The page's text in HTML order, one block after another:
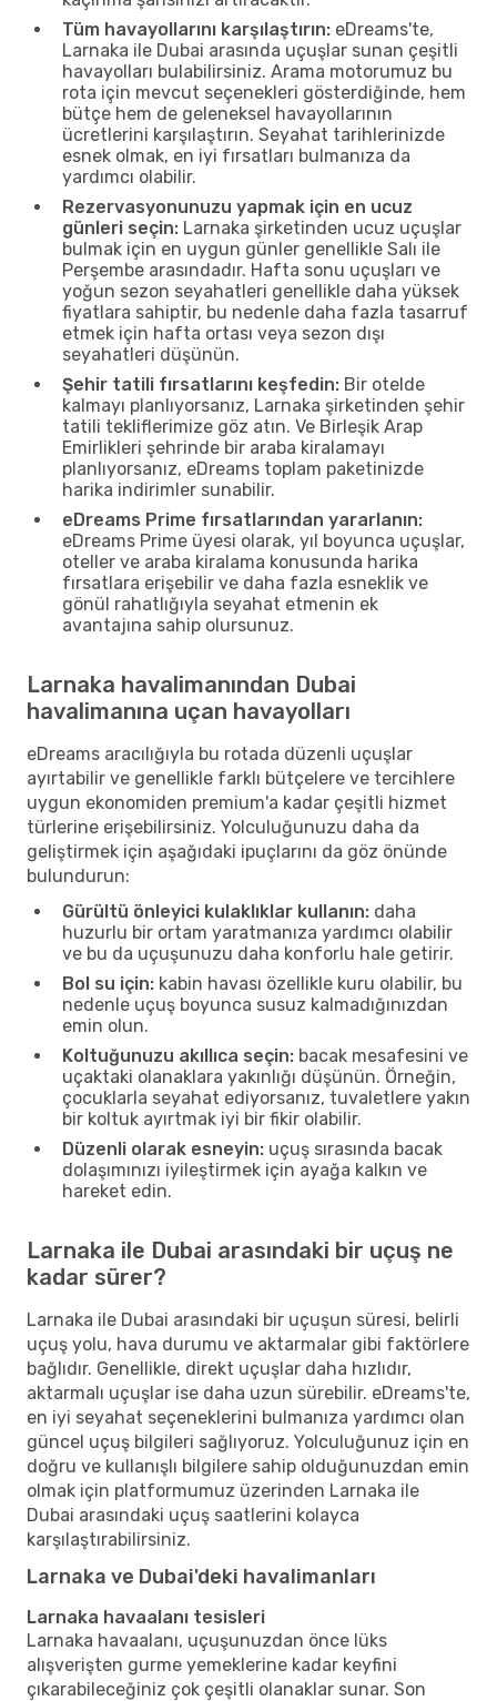
Tüm havayollarını karşılaştırın: eDreams'te,
Larnaka ile Dubai arasında uçuşlar sunan çeşitli
havayolları bulabilirsiniz. Arama motorumuz bu
rota için mevcut seçenekleri gösterdiğinde, hem
bütçe hem de geleneksel havayollarının
ücretlerini karşılaştırın. Seyahat tarihlerinizde
esnek olmak, en iyi fırsatları bulmanıza da
yardımcı olabilir.
Rezervasyonunuzu yapmak için en ucuz
günleri seçin: Larnaka şirketinden ucuz uçuşlar
bulmak için en uygun günler genellikle Salı ile
Perşembe arasındadır. Hafta sonu uçuşları ve
yoğun sezon seyahatleri genellikle daha yüksek
fiyatlara sahiptir, bu nedenle daha fazla tasarruf
etmek için hafta ortası veya sezon dışı
seyahatleri düşünün.
Şehir tatili fırsatlarını keşfedin: Bir otelde
kalmayı planlıyorsanız, Larnaka şirketinden şehir
tatili tekliflerimize göz atın. Ve Birleşik Arap
Emirlikleri şehrinde bir araba kiralamayı
planlıyorsanız, eDreams toplam paketinizde
harika indirimler sunabilir.
eDreams Prime fırsatlarından yararlanın:
eDreams Prime üyesi olarak, yıl boyunca uçuşlar,
oteller ve araba kiralama konusunda harika
fırsatlara erişebilir ve daha fazla esneklik ve
gönül rahatlığıyla seyahat etmenin ek
avantajına sahip olursunuz.
Larnaka havalimanından Dubai
havalimanına uçan havayolları
eDreams aracılığıyla bu rotada düzenli uçuşlar
ayırtabilir ve genellikle farklı bütçelere ve tercihlere
uygun ekonomiden premium'a kadar çeşitli hizmet
türlerine erişebilirsiniz. Yolculuğunuzu daha da
geliştirmek için aşağıdaki ipuçlarını da göz önünde
bulundurun:
Gürültü önleyici kulaklıklar kullanın: daha
huzurlu bir ortam yaratmanıza yardımcı olabilir
ve bu da uçuşunuzu daha konforlu hale getirir.
Bol su için: kabin havası özellikle kuru olabilir, bu
nedenle uçuş boyunca susuz kalmadığınızdan
emin olun.
Koltuğunuzu akıllıca seçin: bacak mesafesini ve
uçaktaki olanaklara yakınlığı düşünün. Örneğin,
çocuklarla seyahat ediyorsanız, tuvaletlere yakın
bir koltuk ayırtmak iyi bir fikir olabilir.
Düzenli olarak esneyin: uçuş sırasında bacak
dolaşımınızı iyileştirmek için ayağa kalkın ve
hareket edin.
Larnaka ile Dubai arasındaki bir uçuş ne
kadar sürer?
Larnaka ile Dubai arasındaki bir uçuşun süresi, belirli
uçuş yolu, hava durumu ve aktarmalar gibi faktörlere
bağlıdır. Genellikle, direkt uçuşlar daha hızlıdır,
aktarmalı uçuşlar ise daha uzun sürebilir. eDreams'te,
en iyi seyahat seçeneklerini bulmanıza yardımcı olan
güncel uçuş bilgileri sağlıyoruz. Yolculuğunuz için en
doğru ve kullanışlı bilgilere sahip olduğunuzdan emin
olmak için platformumuz üzerinden Larnaka ile
Dubai arasındaki uçuş saatlerini kolayca
karşılaştırabilirsiniz.
Larnaka ve Dubai'deki havalimanları
Larnaka havaalanı tesisleri
Larnaka havaalanı, uçuşunuzdan önce lüks
alışverişten gurme yemeklerine kadar keyfini
çıkarabileceğiniz çok çeşitli olanaklar sunar. Son